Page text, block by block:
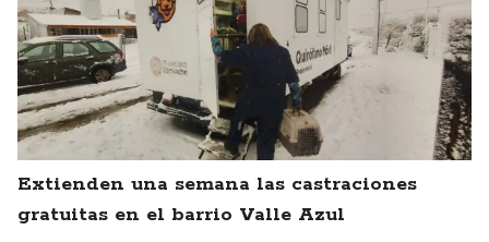
Extienden una semana las castraciones
gratuitas en el barrio Valle Azul